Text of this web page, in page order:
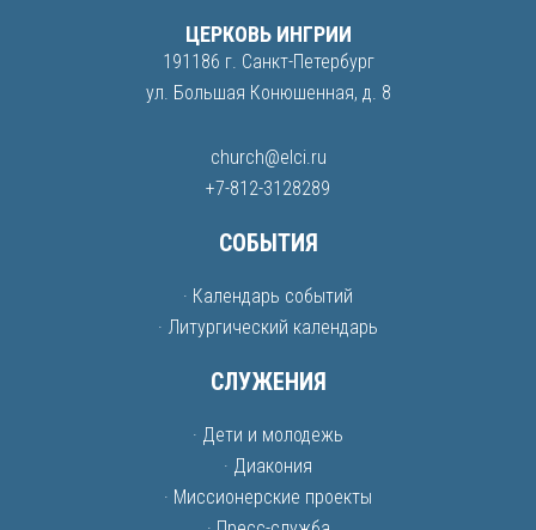
ЦЕРКОВЬ ИНГРИИ
191186 г. Санкт-Петербург
ул. Большая Конюшенная, д. 8
church@elci.ru
+7-812-3128289
СОБЫТИЯ
· Календарь событий
· Литургический календарь
СЛУЖЕНИЯ
· Дети и молодежь
· Диакония
· Миссионерские проекты